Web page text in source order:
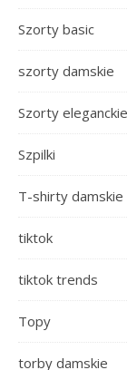
Szorty basic
szorty damskie
Szorty eleganckie
Szpilki
T-shirty damskie
tiktok
tiktok trends
Topy
torby damskie